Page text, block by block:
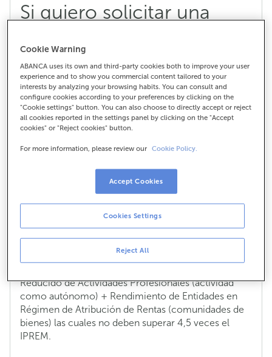
Si quiero solicitar una
ICO, ¿qué requisitos de
ingresos tengo que
cumplir?
Si quiero solicitar una hipoteca joven
con aval ICO, ¿qué requisitos de
ingresos tengo que cumplir?
Si ya cumples los requisitos necesarios para solicitar
unahipoteca joven con aval ICO, ten en cuenta que
el cálculo de los ingresos se obtienen del IRPF
declarado, en las casillas de Retribuciones Dinerarias
Reducido de Actividades Profesionales (actividad
como autónomo) + Rendimiento de Entidades en
Régimen de Atribución de Rentas (comunidades de
bienes) las cuales no deben superar 4,5 veces el
IPREM.
Cookie Warning
ABANCA uses its own and third-party cookies both to improve your user
experience and to show you commercial content tailored to your
interests by analyzing your browsing habits. You can consult and
configure cookies according to your preferences by clicking on the
"Cookie settings" button. You can also choose to directly accept or reject
all cookies reported in the settings panel by clicking on the "Accept
cookies" or "Reject cookies" button.
For more information, please review our Cookie Policy.
Reject All
Cookies Settings
Accept Cookies